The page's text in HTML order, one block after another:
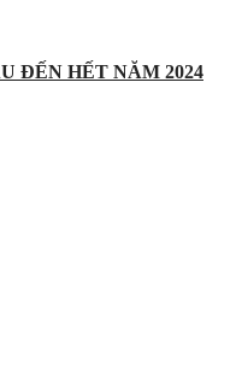
ĐẾN HẾT NĂM 2024